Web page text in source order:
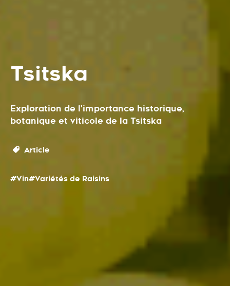
Tsitska
Exploration de l'importance historique,
botanique et viticole de la Tsitska
Article
#Vin#Variétés de Raisins